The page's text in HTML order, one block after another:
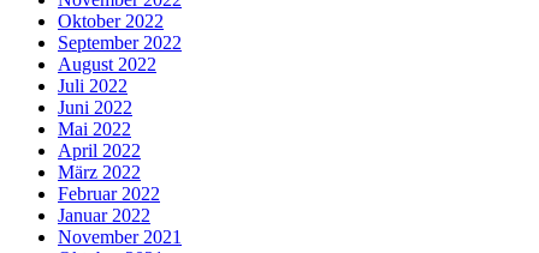
Oktober 2022
September 2022
August 2022
Juli 2022
Juni 2022
Mai 2022
April 2022
März 2022
Februar 2022
Januar 2022
November 2021